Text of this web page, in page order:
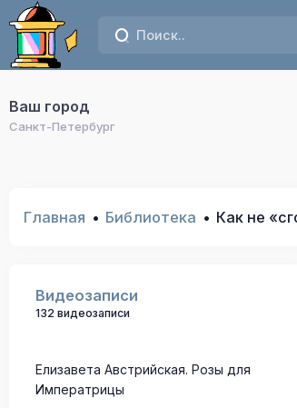
Ваш город
Санкт-Петербург
Главная Библиотека Как не
Видеозаписи
132 видеозаписи
Елизавета Австрийская. Розы для
Императрицы